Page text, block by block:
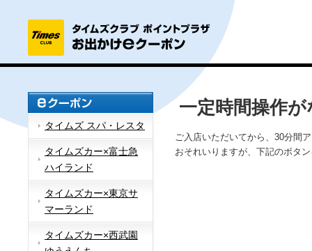
タイムズ スパ・レスタ
タイムズカー×富士急
ハイランド
タイムズカー×東京サ
マーランド
タイムズカー×西武園
一定時間操作
ご入店いただいてから、30分間
おそれいりますが、下記のボタ